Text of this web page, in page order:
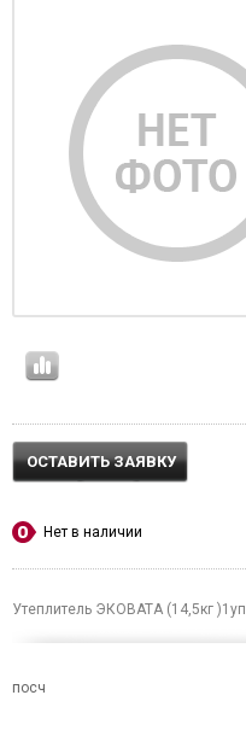
ОСТАВИТЬ ЗАЯВКУ
Нет в наличии
Утеплитель ЭКОВАТА (14,5кг )1уп.
посч